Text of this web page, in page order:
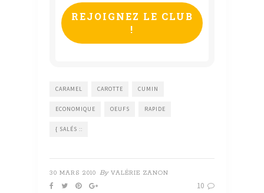
*
CARAMEL CAROTTE CUMIN
ECONOMIQUE OEUFS RAPIDE
{ SALÉS ::
30 MARS 2010 By VALÉRIE ZANON
10